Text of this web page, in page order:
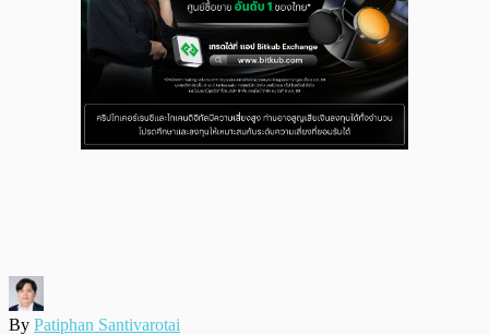
By Patiphan Santivarotai